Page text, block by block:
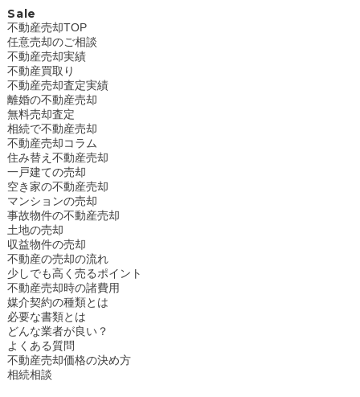
Sale
不動産売却TOP
任意売却のご相談
不動産売却実績
不動産買取り
不動産売却査定実績
離婚の不動産売却
無料売却査定
相続で不動産売却
不動産売却コラム
住み替え不動産売却
一戸建ての売却
空き家の不動産売却
マンションの売却
事故物件の不動産売却
土地の売却
収益物件の売却
不動産の売却の流れ
少しでも高く売るポイント
不動産売却時の諸費用
媒介契約の種類とは
必要な書類とは
どんな業者が良い？
よくある質問
不動産売却価格の決め方
相続相談